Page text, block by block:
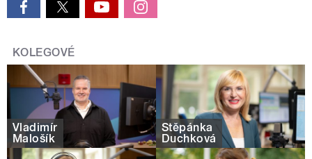
KOLEGOVÉ
Vladimír
Malošík
Štěpánka
Duchková